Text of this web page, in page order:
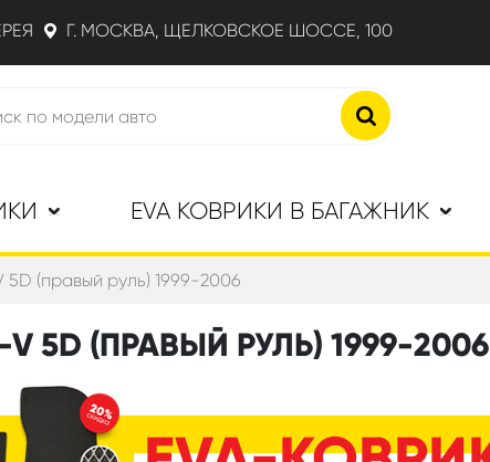
Г. МОСКВА, ЩЕЛКОВСКОЕ ШОССЕ, 100
EVA КОВРИКИ В БАГАЖНИК
5D (правый руль) 1999-2006
5D (ПРАВЫЙ РУЛЬ) 1999-2006